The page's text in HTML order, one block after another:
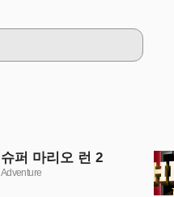
슈퍼 마리오 런 2
Adventure